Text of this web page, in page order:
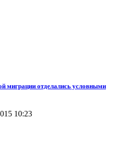
миграции отделались условными
10:23